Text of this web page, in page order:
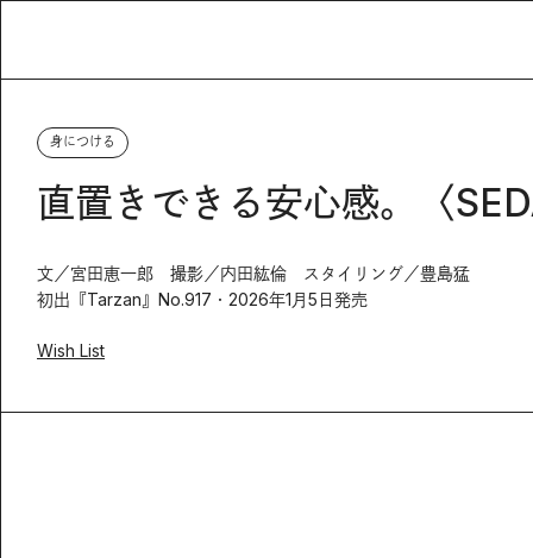
身につける
直置きできる安心感。〈
文／宮田恵一郎 撮影／内田紘倫 スタイリング／豊島猛
初出『Tarzan』No.917・2026年1月5日発売
Wish List